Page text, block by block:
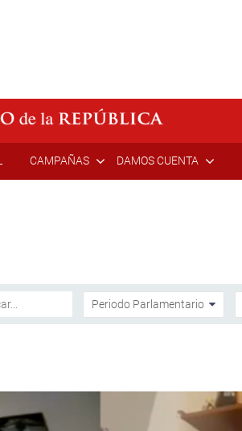
CAMPAÑAS DAMOS CUENTA